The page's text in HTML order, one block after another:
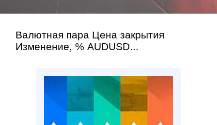
Валютная пара Цена закрытия
Изменение, % AUDUSD...
Контакт»